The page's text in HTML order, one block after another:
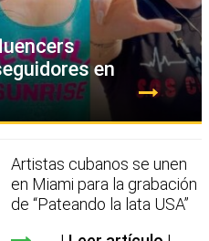
en
Artistas cubanos se unen
en Miami para la grabación
de “Pateando la lata USA”